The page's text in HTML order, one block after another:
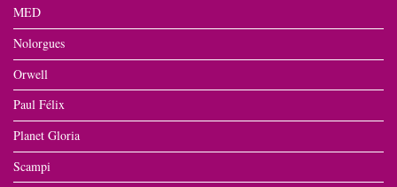
MED
Nolorgues
Orwell
Paul Félix
Planet Gloria
Scampi